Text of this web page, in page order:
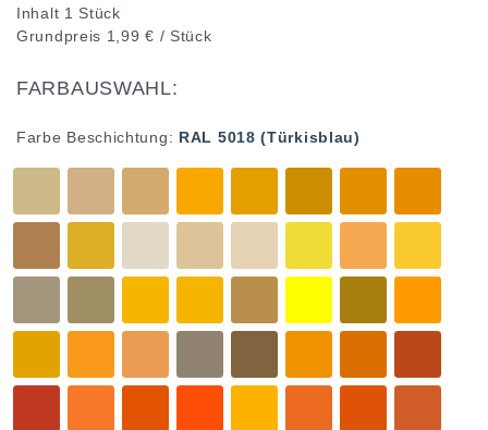
Inhalt 1 Stück
Grundpreis 1,99 € / Stück
FARBAUSWAHL:
Farbe Beschichtung: RAL 5018 (Türkisblau)